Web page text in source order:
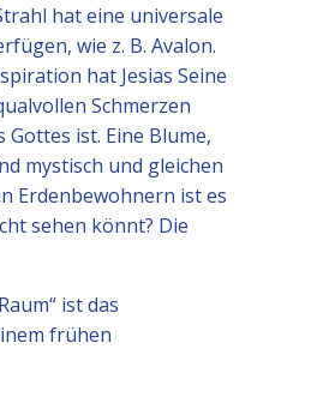
hat eine universale
wie z. B. Avalon.
hat Jesias Seine
Schmerzen
ist. Eine Blume,
mystisch und gleichen
Erdenbewohnern ist es
sehen könnt? Die
ist das
frühen